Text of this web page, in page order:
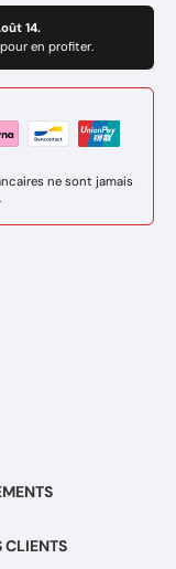
14.
pour en profiter.
ne sont jamais
CLIENTS